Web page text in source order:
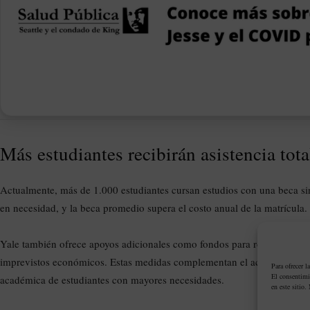
Para ofrecer
El
en este sitio.
Más estudiantes recibirán asistencia
Actualmente, más de 1.000 estudiantes cursan estudios con una
en necesidad, y la beca promedio supera el costo anual de la matrícula.
Yale también ofrece apoyos adicionales como fondos para ropa de
imprevistos económicos. Estas medidas complementan el acceso
académica de estudiantes con mayores necesidades.